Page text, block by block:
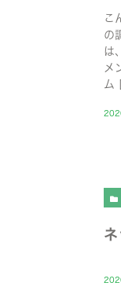
こ
の
は
メ
ム